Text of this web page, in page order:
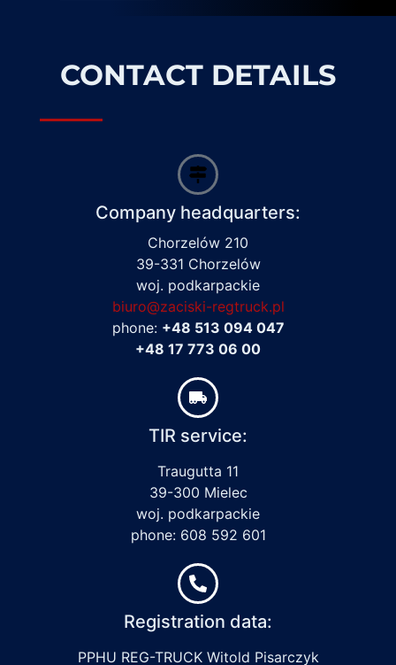
CONTACT DETAILS
Company headquarters:
Chorzelów 210
39-331 Chorzelów
woj. podkarpackie
biuro@zaciski-regtruck.pl
phone: +48 513 094 047
+48 17 773 06 00
TIR service:
Traugutta 11
39-300 Mielec
woj. podkarpackie
phone: 608 592 601
Registration data:
PPHU REG-TRUCK Witold Pisarczyk